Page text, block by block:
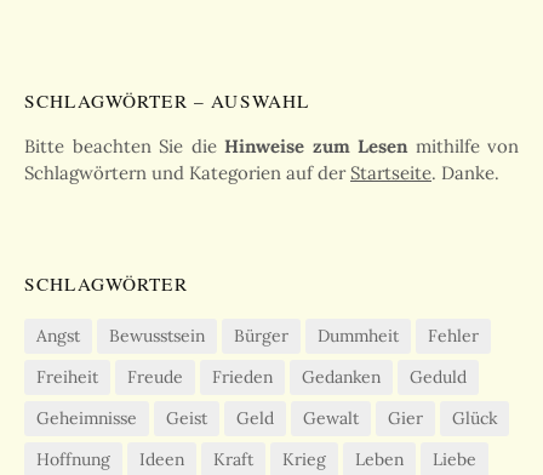
SCHLAGWÖRTER – AUSWAHL
Bitte beachten Sie dieHinweise zum Lesenmithilfe von
Schlagwörtern und Kategorien auf der Startseite. Danke.
SCHLAGWÖRTER
Angst Bewusstsein Bürger Dummheit
Fehler
Freiheit
Freude Frieden Gedanken
Geduld
Geheimnisse
Geist Geld Gewalt Gier
Glück
Hoffnung
Ideen Kraft Krieg Leben
Liebe